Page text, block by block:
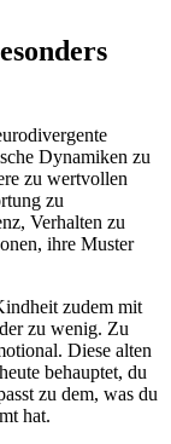
Dynamiken zu
zu wertvollen
zu
Verhalten zu
ihre Muster
zudem mit
zu wenig. Zu
Diese alten
behauptet, du
zu dem, was du
hat.